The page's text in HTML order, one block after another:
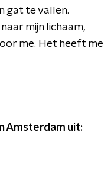
gat te vallen.
mijn lichaam,
me. Het heeft me
Amsterdam uit: